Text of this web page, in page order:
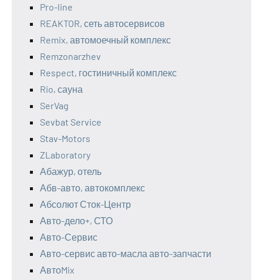
Pro-line
REAKTOR, сеть автосервисов
Remix, автомоечный комплекс
Remzonarzhev
Respect, гостиничный комплекс
Rio, сауна
SerVag
Sevbat Service
Stav-Motors
ZLaboratory
Абажур, отель
Абв-авто, автокомплекс
Абсолют Сток-Центр
Авто-дело+, СТО
Авто-Сервис
Авто-сервис авто-масла авто-запчасти
АвтоMix